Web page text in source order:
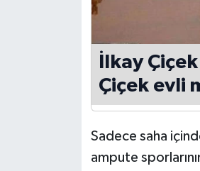
İlkay
Çiçek evli
Sadece saha
ampute